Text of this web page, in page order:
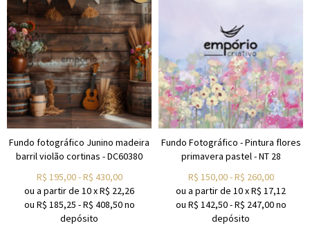
Fundo fotográfico Junino madeira
barril violão cortinas - DC60380
R$ 195,00-R$ 430,00
ou a partir de 10xR$ 22,26
ou R$ 185,25 -R$ 408,50no
depósito
Fundo Fotográfico - Pintura flores
primavera pastel - NT 28
R$ 150,00-R$ 260,00
ou a partir de 10xR$ 17,12
ou R$ 142,50-R$ 247,00no
depósito